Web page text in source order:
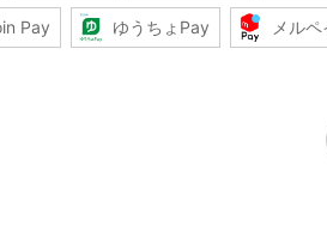
Pay ゆうちょPay メルペ